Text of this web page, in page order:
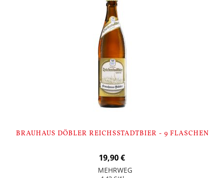
BRAUHAUS DÖBLER REICHSSTADTBIER - 9 FLASCHEN
19,90 €
MEHRWEG